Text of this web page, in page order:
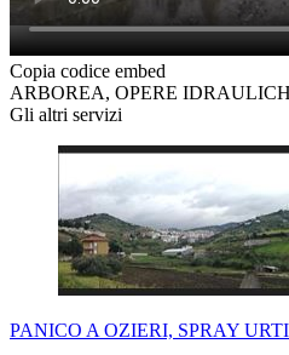
Copia codice embed
ARBOREA, OPERE
Gli altri servizi
PANICO A OZIERI, SPRAY